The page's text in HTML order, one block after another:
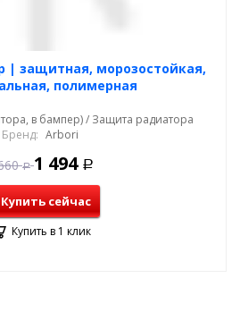
| защитная, морозостойкая,
полимерная
в бампер) / Защита радиатора
Бренд: Arbori
Р 1 494 Р
Купить сейчас
Купить в 1 клик